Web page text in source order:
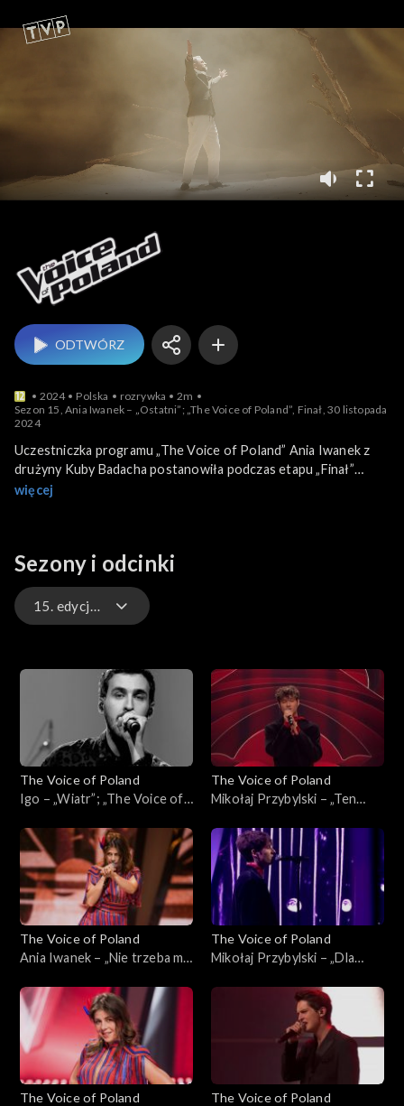
ODTWÓRZ
2024 Polska rozrywka
2m
Sezon 15, Ania Iwanek – „Ostatni”; „The Voice of Poland”, Finał, 30 listopada
2024
Uczestniczka programu „The Voice of Poland” Ania Iwanek z
drużyny Kuby Badacha postanowiła podczas etapu „Finał”
wykonać piosenkę „Ostatni”. To utwór z singla Edyty
więcej
Sezony i odcinki
15. edycja – występy
15. edycja
15. edycja – występy
The Voice of Poland
Igo – „Wiatr”; „The Voice of
2024
The Voice of Poland
Mikołaj Przybylski – „Ten
Finał, 30 listopada 2024
The Voice of Poland
Ania Iwanek – „Nie trzeba mi
Finał, 30 listopada 2024
The Voice of Poland
Mikołaj Przybylski – „Dla
Poland”, Finał, 30 listopada
The Voice of Poland
The Voice of Poland